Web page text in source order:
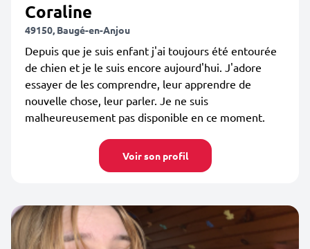
Coraline
49150, Baugé-en-Anjou
Depuis que je suis enfant j'ai toujours été entourée
de chien et je le suis encore aujourd'hui. J'adore
essayer de les comprendre, leur apprendre de
nouvelle chose, leur parler. Je ne suis
malheureusement pas disponible en ce moment.
Voir son profil